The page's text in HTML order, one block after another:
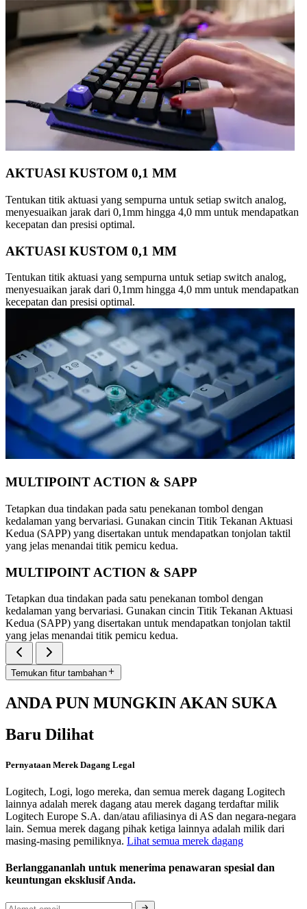
AKTUASI KUSTOM 0,1 MM
Tentukan titik aktuasi yang sempurna untuk setiap switch analog,
menyesuaikan jarak dari 0,1mm hingga 4,0 mm untuk mendapatkan
kecepatan dan presisi optimal.
AKTUASI KUSTOM 0,1 MM
Tentukan titik aktuasi yang sempurna untuk setiap switch analog,
menyesuaikan jarak dari 0,1mm hingga 4,0 mm untuk mendapatkan
kecepatan dan presisi optimal.
MULTIPOINT ACTION & SAPP
Tetapkan dua tindakan pada satu penekanan tombol dengan
kedalaman yang bervariasi. Gunakan cincin Titik Tekanan Aktuasi
Kedua (SAPP) yang disertakan untuk mendapatkan tonjolan taktil
yang jelas menandai titik pemicu kedua.
MULTIPOINT ACTION & SAPP
Tetapkan dua tindakan pada satu penekanan tombol dengan
kedalaman yang bervariasi. Gunakan cincin Titik Tekanan Aktuasi
Kedua (SAPP) yang disertakan untuk mendapatkan tonjolan taktil
yang jelas menandai titik pemicu kedua.
Temukan fitur tambahan
ANDA PUN MUNGKIN AKAN SUKA
Baru Dilihat
Pernyataan Merek Dagang Legal
Logitech, Logi, logo mereka, dan semua merek dagang Logitech
lainnya adalah merek dagang atau merek dagang terdaftar milik
Logitech Europe S.A. dan/atau afiliasinya di AS dan negara-negara
lain. Semua merek dagang pihak ketiga lainnya adalah milik dari
masing-masing pemiliknya. Lihat semua merek dagang
Berlanggananlah untuk menerima penawaran spesial dan
keuntungan eksklusif Anda.